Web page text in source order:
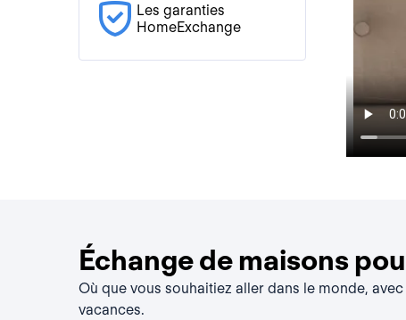
Les garanties
HomeExchange
Échange de maisons
Où que vous souhaitiez aller dans le monde,
vacances.